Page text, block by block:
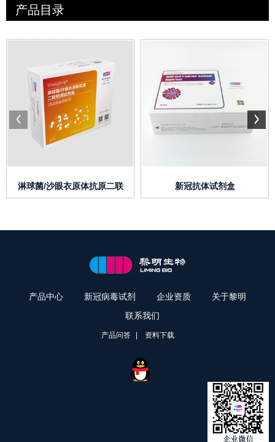
产品目录
淋球菌/沙眼衣原体抗原二联 新冠抗体试剂盒
产品中心 新冠病毒试剂 企业资质
关于黎明
联系我们
产品问答 资料下载